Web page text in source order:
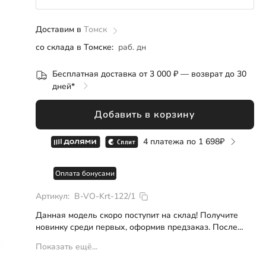
Розница ОПТ СП
до 122
128
140
158
Доставим в Томск
со склада в Томске: раб. дн
Бесплатная доставка от 3 000 ₽ — возврат до 30
дней*
Добавить в корзину
4 платежа по 1 698
Оплата бонусами
Артикул: B-VO-Krt-122/1
Данная модель скоро поступит на склад! Получите
новинку среди первых, оформив предзаказ. После
сообщит дату отправки.
Показать ещё...